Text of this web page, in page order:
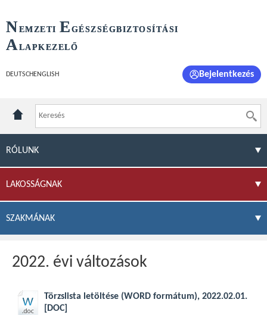
NEMZETI E GÉSZSÉGBIZTOSÍTÁSI
ALAPKEZELŐ
DEUTSCH ENGLISH Bejelentkezés
RÓLUNK
LAKOSSÁGNAK
SZAKMÁNAK
2022. évi változások
Törzslista letöltése (WORD formátum), 2022.02.01.
[DOC]